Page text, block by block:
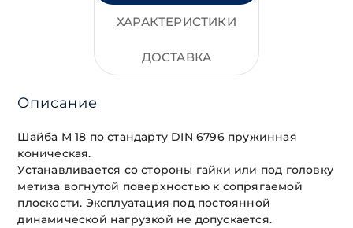
ХАРАКТЕРИСТИКИ
ДОСТАВКА
Описание
Шайба М 18 по стандарту DIN 6796 пружинная
коническая.
Устанавливается со стороны гайки или под головку
метиза вогнутой поверхностью к сопрягаемой
плоскости. Эксплуатация под постоянной
динамической нагрузкой не допускается.